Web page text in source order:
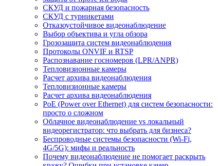
СКУД и пожарная безопасность
СКУД с турникетами
Отказоустойчивое видеонаблюдение
Выбор объектива и угла обзора
Грозозащита систем видеонаблюдения
Протоколы ONVIF и RTSP
Распознавание госномеров (LPR/ANPR)
Тепловизионные камеры
Расчет архива видеонаблюдения
Тепловизионные камеры
Расчет архива видеонаблюдения
PoE (Power over Ethernet) для систем безопасности:
просто о сложном
Облачное видеонаблюдение vs локальный
видеорегистратор: что выбрать для бизнеса?
Беспроводные системы безопасности (Wi-Fi,
4G/5G): мифы и реальность
Почему видеонаблюдение не помогает раскрыть